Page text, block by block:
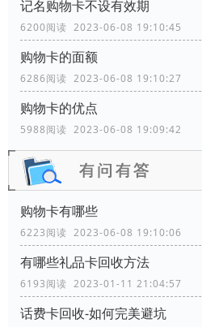
记名购物卡不设有效期
6200阅读 2023-06-08 19:10:45
购物卡的面额
6286阅读 2023-06-08 19:10:27
购物卡的优点
5988阅读 2023-06-08 19:09:42
购物卡有哪些
6223阅读 2023-06-08 19:10:06
有哪些礼品卡回收方法
6193阅读 2023-01-11 21:04:57
话费卡回收-如何完美避坑